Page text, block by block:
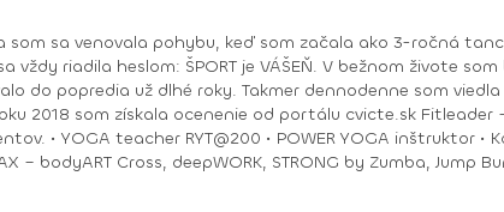
som sa venovala pohybu, keď som začala ako 3-ročná
V bežnom živote som bola ekonomická riaditeľka vo vydavateľstve a mama dospelej dcéry. No moje hobby –
do popredia už dlhé roky. Takmer dennodenne som
cvičení bodyART Basic,
Cross, deepWORK, STRONG by Zumba, Jump Bungee Workout, POUNDFIT Instagram: